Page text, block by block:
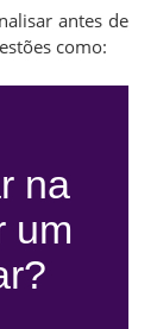
antes de
como:
na
um